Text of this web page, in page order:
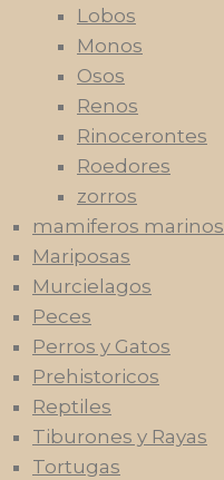
Lobos
Monos
Osos
Renos
Rinocerontes
Roedores
zorros
mamiferos marinos
Mariposas
Murcielagos
Peces
Perros y Gatos
Prehistoricos
Reptiles
Tiburones y Rayas
Tortugas